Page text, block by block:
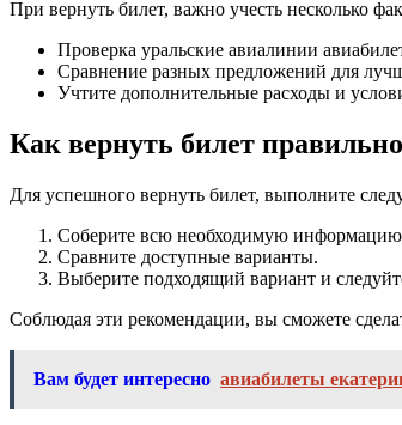
При вернуть билет, важно учесть несколько
Проверка уральские авиалинии
Сравнение разных предложений для
Учтите дополнительные расходы и
Как вернуть билет
Для успешного вернуть билет, выполните
Соберите всю необходимую
Сравните доступные варианты.
Выберите подходящий вариант и
Соблюдая эти рекомендации, вы сможете
Вам будет интересно авиабилеты